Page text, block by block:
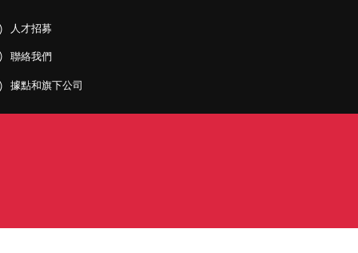
人才招募
聯絡我們
據點和旗下公司